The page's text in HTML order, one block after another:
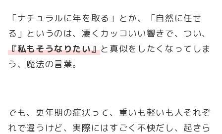
「ナチュラルに年を取る」とか、「自然に任せ
る」というのは、凄くカッコいい響きで、つい、
『私もそうなりたい』と真似をしたくなってしま
う、魔法の言葉。
でも、更年期の症状って、重いも軽いも人それぞ
れで違うけど、実際にはすごく不快だし、起きら